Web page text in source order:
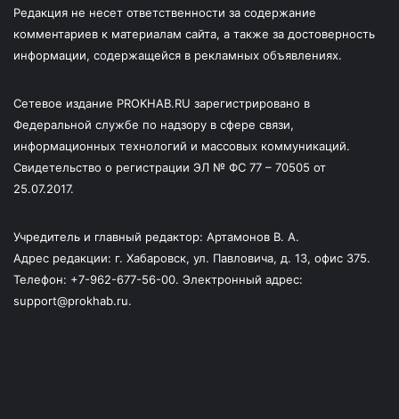
Редакция не несет ответственности за содержание
комментариев к материалам сайта, а также за достоверность
информации, содержащейся в рекламных объявлениях.
Сетевое издание PROKHAB.RU зарегистрировано в
Федеральной службе по надзору в сфере связи,
информационных технологий и массовых коммуникаций.
Свидетельство о регистрации ЭЛ № ФС 77 – 70505 от
25.07.2017.
Учредитель и главный редактор: Артамонов В. А.
Адрес редакции: г. Хабаровск, ул. Павловича, д. 13, офис 375.
Телефон: +7-962-677-56-00. Электронный адрес:
support@prokhab.ru.